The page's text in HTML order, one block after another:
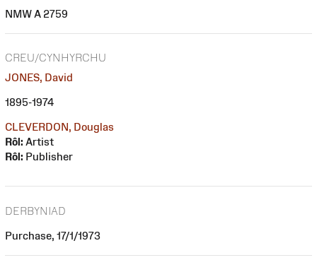
NMW A 2759
CREU/CYNHYRCHU
JONES, David
1895-1974
CLEVERDON, Douglas
Rôl: Artist
Rôl: Publisher
DERBYNIAD
Purchase, 17/1/1973